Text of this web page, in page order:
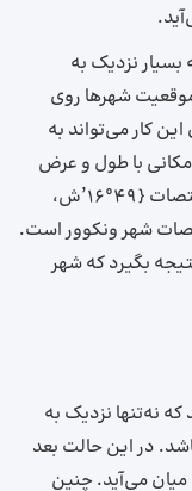
بسیار نزدیک به
شهرها روی
کار می‌تواند به
مکانی با طول و عرض
جغرافیایی مشابه پیدا کند. شهر بِرنابی در مختصات {۴۹°۱۶’ش،
مختصات شهر ونکوور است.
بگیرد که شهر
نه‌تنها نزدیک به
در این حالت بعد
می‌آید. چنین